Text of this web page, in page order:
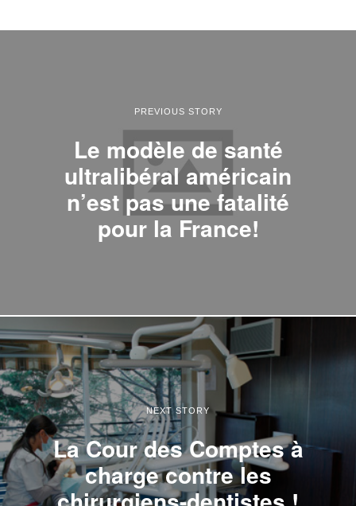
PREVIOUS STORY
Le modèle de santé
ultralibéral américain
n’est pas une fatalité
pour la France!
NEXT STORY
La Cour des Comptes à
charge contre les